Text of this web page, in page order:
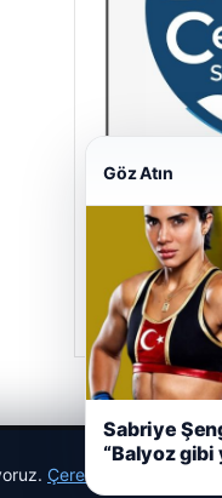
Cengiz
23/06/2026
Çerez Politikamız
Göz Atın
Sabriye
“Balyoz gibi